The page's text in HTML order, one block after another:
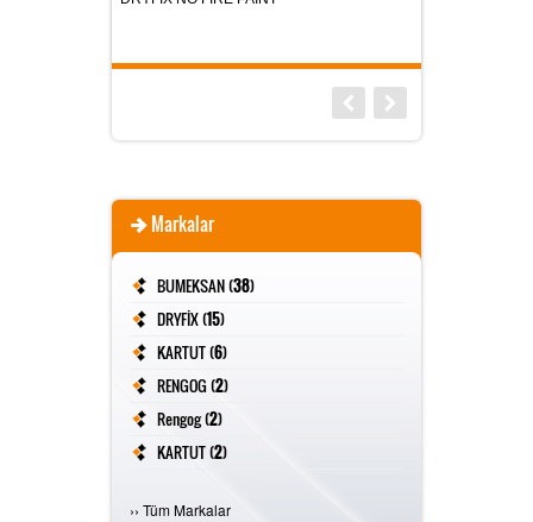
Markalar
BUMEKSAN (38)
DRYFİX (15)
KARTUT (6)
RENGOG (2)
Rengog (2)
KARTUT (2)
›› Tüm Markalar